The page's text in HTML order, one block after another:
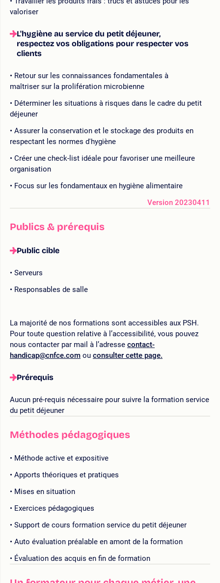
valoriser
L'hygiène au service du petit déjeuner,
respectez vos obligations pour respecter vos
clients
Retour sur les connaissances fondamentales à
maîtriser sur la prolifération microbienne
Déterminer les situations à risques dans le cadre du petit
déjeuner
Assurer la conservation et le stockage des produits en
respectant les normes d'hygiène
Créer une check-list idéale pour favoriser une meilleure
organisation
Focus sur les fondamentaux en hygiène alimentaire
Version 20230411
Publics & prérequis
Public cible
Serveurs
Responsables de salle
La majorité de nos formations sont accessibles aux PSH.
Pour toute question relative à l’accessibilité, vous pouvez
nous contacter par mail à l’adresse contact-
handicap@cnfce.com ou consulter cette page.
Prérequis
Aucun pré-requis nécessaire pour suivre la formation service
du petit déjeuner
Méthodes pédagogiques
Méthode active et expositive
Apports théoriques et pratiques
Mises en situation
Exercices pédagogiques
Support de cours formation service du petit déjeuner
Auto évaluation préalable en amont de la formation
Évaluation des acquis en fin de formation